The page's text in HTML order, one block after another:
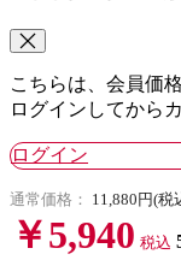
こちらは、会員価
ログインしてから
ログイン
通常価格： 11,880円(税
￥5,940 税込